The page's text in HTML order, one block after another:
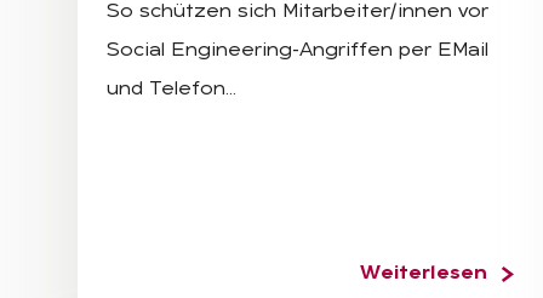
So schützen sich Mitarbeiter/innen vor
Social Engineering-Angriffen per EMail
und Telefon…
Weiterlesen